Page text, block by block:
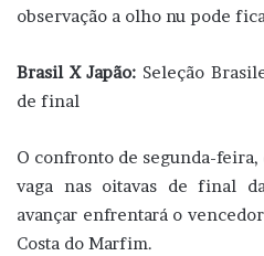
observação a olho nu pode
Brasil X Japão: Seleção
de final
O confronto de segunda-
vaga nas oitavas de final
avançar enfrentará o
Costa do Marfim.